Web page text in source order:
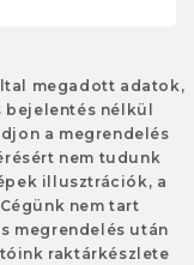
megadott adatok,
nélkül
a megrendelés
nem tudunk
illusztrációk, a
nem tart
megrendelés után
raktárkészlete